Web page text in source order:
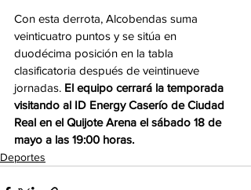
Con esta derrota, Alcobendas suma
veinticuatro puntos y se sitúa en
duodécima posición en la tabla
clasificatoria después de veintinueve
jornadas. El equipo cerrará la temporada
visitando al ID Energy Caserío de Ciudad
Real en el Quijote Arena el sábado 18 de
mayo a las 19:00 horas.
Deportes